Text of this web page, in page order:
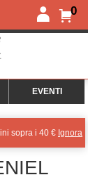
0
EVENTI
sopra i 40 € Ignora